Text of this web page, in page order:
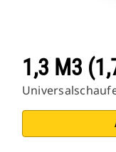
1,3 M3